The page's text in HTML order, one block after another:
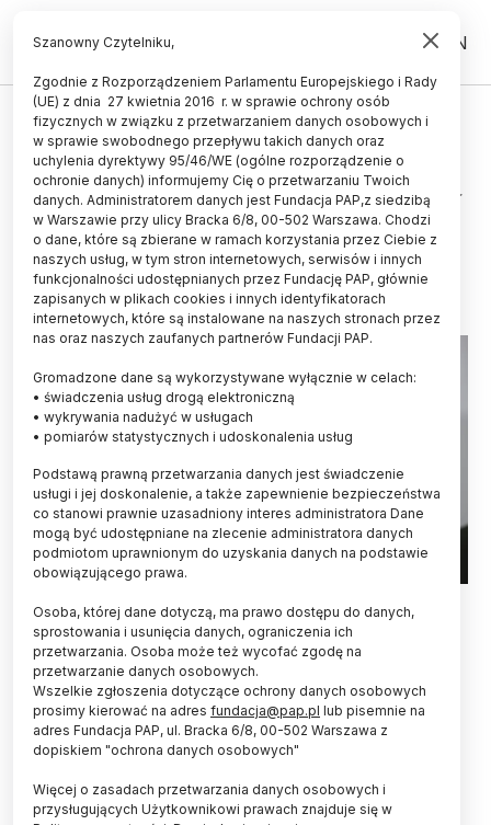
PL EN
UCZELNIE I INSTYTUCJE
Minister nauki: jeszcze w
październiku powinna być decyzja
ws. rektora UKEN
04.10.2024
aktualizacja: 04.10.2024
2 minuty czytania
Wieczorek podczas briefingu prasowego w związku z
inauguracją roku akademickiego AGH w Krakowie. PAP/Łukasz
Gągulski
Szef resortu nauki Dariusz Wieczorek
zapowiedział w piątek, że jeszcze w październiku
powinna zapaść decyzja o tym, czy prof. Piotr
Borek zostanie na stanowisku rektora
Uniwersytetu Komisji Edukacji Narodowej (UKEN)
w Krakowie. "Sprawa jest w toku" - dodał.
Szanowny Czytelniku,
Zgodnie z Rozporządzeniem Parlamentu Europejskiego i Rady
(UE) z dnia 27 kwietnia 2016 r. w sprawie ochrony osób
fizycznych w związku z przetwarzaniem danych osobowych i
w sprawie swobodnego przepływu takich danych oraz
uchylenia dyrektywy 95/46/WE (ogólne rozporządzenie o
ochronie danych) informujemy Cię o przetwarzaniu Twoich
danych. Administratorem danych jest Fundacja PAP,z siedzibą
w Warszawie przy ulicy Bracka 6/8, 00-502 Warszawa. Chodzi
o dane, które są zbierane w ramach korzystania przez Ciebie z
naszych usług, w tym stron internetowych, serwisów i innych
funkcjonalności udostępnianych przez Fundację PAP, głównie
zapisanych w plikach cookies i innych identyfikatorach
internetowych, które są instalowane na naszych stronach przez
nas oraz naszych zaufanych partnerów Fundacji PAP.
Gromadzone dane są wykorzystywane wyłącznie w celach:
• świadczenia usług drogą elektroniczną
• wykrywania nadużyć w usługach
• pomiarów statystycznych i udoskonalenia usług
Podstawą prawną przetwarzania danych jest świadczenie
usługi i jej doskonalenie, a także zapewnienie bezpieczeństwa
co stanowi prawnie uzasadniony interes administratora Dane
mogą być udostępniane na zlecenie administratora danych
podmiotom uprawnionym do uzyskania danych na podstawie
obowiązującego prawa.
Osoba, której dane dotyczą, ma prawo dostępu do danych,
sprostowania i usunięcia danych, ograniczenia ich
przetwarzania. Osoba może też wycofać zgodę na
przetwarzanie danych osobowych.
Wszelkie zgłoszenia dotyczące ochrony danych osobowych
prosimy kierować na adres fundacja@pap.pl lub pisemnie na
adres Fundacja PAP, ul. Bracka 6/8, 00-502 Warszawa z
dopiskiem "ochrona danych osobowych"
Więcej o zasadach przetwarzania danych osobowych i
przysługujących Użytkownikowi prawach znajduje się w